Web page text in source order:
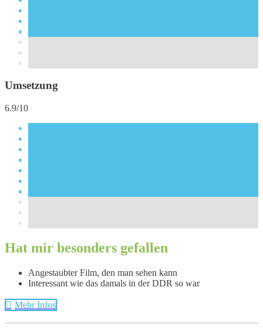
Umsetzung
6.9/10
Hat mir besonders gefallen
Angestaubter Film, den man sehen kann
Interessant wie das damals in der DDR so war
Mehr Infos